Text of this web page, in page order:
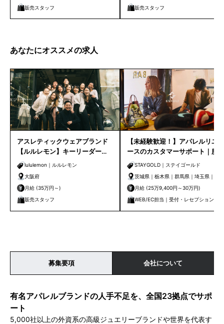
販売スタッフ
販売スタッフ
あなたにオススメの求人
アスレティックウェアブランド
【ルルレモン】キーリーダー
（店舗管理スタッフ）｜ルクア
大阪店
lululemon｜ルルレモン
大阪府
月給 (35万円～)
販売スタッフ
【未経験歓迎！】アパレルリユ
ースのカスタマーサポート｜服
装・髪色自由で働ける！
STAYGOLD｜ステイゴールド
茨城県｜栃木県｜群馬県｜埼玉県｜千
葉県｜東京都｜神奈川県
月給 (25万9,400円～30万円)
WEB/EC担当｜受付・レセプション｜
営業｜その他｜企画・経営・マーケテ
募集要項 会社について
有名アパレルブランドの人手不足を、全国23拠点でサポ
ート
5,000社以上の外資系の高級ジュエリーブランドや世界を代表す